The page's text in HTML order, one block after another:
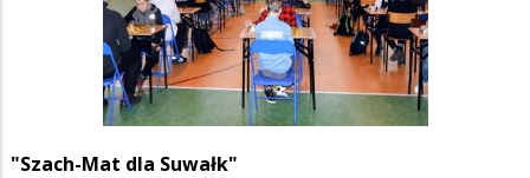
"Szach-Mat dla Suwałk"